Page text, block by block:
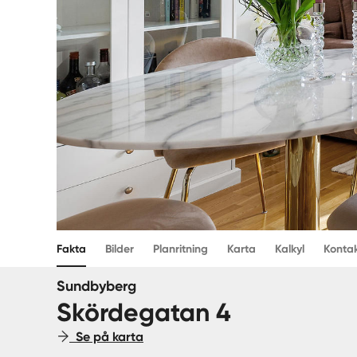
Fakta Bilder Planritning Karta Kalkyl
Sundbyberg
Skördegatan 4
Se på karta